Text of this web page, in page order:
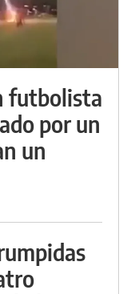
futbolista
por un
un